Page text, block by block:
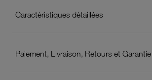
Caractéristiques détaillées
Paiement, Livraison, Retours et Garantie